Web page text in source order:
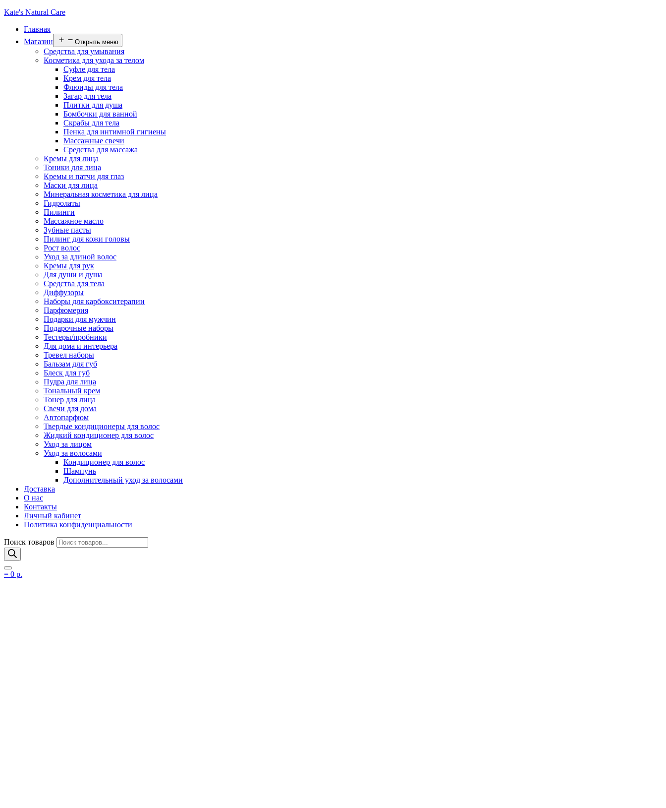
Kate's Natural Care
Главная
Магазин
Открыть меню
Средства для умывания
Косметика для ухода за телом
Суфле для тела
Крем для тела
Флюиды для тела
Загар для тела
Плитки для душа
Бомбочки для ванной
Скрабы для тела
Пенка для интимной гигиены
Массажные свечи
Средства для массажа
Кремы для лица
Тоники для лица
Кремы и патчи для глаз
Маски для лица
Минеральная косметика для лица
Гидролаты
Пилинги
Массажное масло
Зубные пасты
Пилинг для кожи головы
Рост волос
Уход за длиной волос
Кремы для рук
Для души и душа
Средства для тела
Диффузоры
Наборы для карбокситерапии
Парфюмерия
Подарки для мужчин
Подарочные наборы
Тестеры/пробники
Для дома и интерьера
Тревел наборы
Бальзам для губ
Блеск для губ
Пудра для лица
Тональный крем
Тонер для лица
Свечи для дома
Автопарфюм
Твердые кондиционеры для волос
Жидкий кондиционер для волос
Уход за лицом
Уход за волосами
Кондиционер для волос
Шампунь
Дополнительный уход за волосами
Доставка
О нас
Контакты
Личный кабинет
Политика конфиденциальности
Поиск товаров
= 0 р.